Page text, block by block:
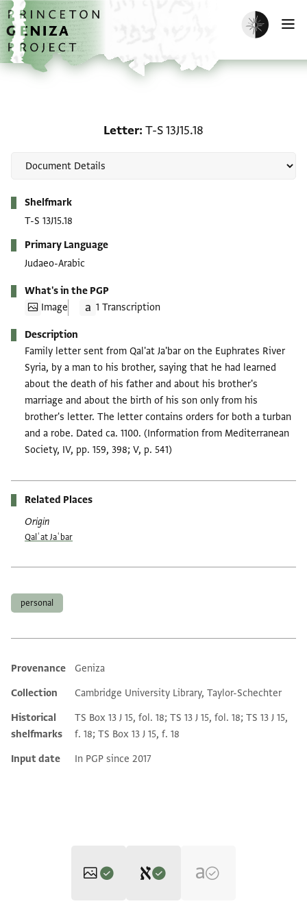
Skip to main content
home
Enable dark
Letter T-S 13J15.18
Shelfmark
T-S 13J15.18
Primary Language
Judaeo-Arabic
What's in the PGP
Image
1 Transcription
Description
Family letter sent from Qal'at Ja'bar on the Euphrates River
Syria, by a man to his brother, saying that he had learned
about the death of his father and about his brother's
marriage and about the birth of his son only from his
brother's letter. The letter contains orders for both a turban
and a robe. Dated ca. 1100. (Information from Mediterranean
Society, IV, pp. 159, 398; V, p. 541)
Related Places
Origin
Qalʿat Jaʿbar
personal
Additional metadata
Provenance
Geniza
Collection
Cambridge University Library, Taylor-Schechter
Historical
shelfmarks
TS Box 13 J 15, fol. 18; TS 13 J 15, fol. 18; TS 13 J 15,
f. 18; TS Box 13 J 15, f. 18
Input date
In PGP since 2017